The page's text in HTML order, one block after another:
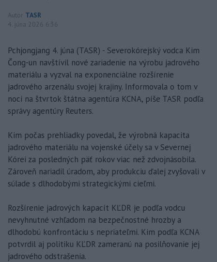
Autor TASR
4. júna 2026 6:36
Pchjongjang 4. júna (TASR) - Severokórejský vodca Kim
Čong-un navštívil nové zariadenie na výrobu jadrového
materiálu a vyzval na exponenciálne rozšírenie
jadrového arzenálu svojej krajiny. Informovala o tom v
noci na štvrtok štátna agentúra KCNA, píše TASR podľa
správy agentúry Reuters.
Kim počas prehliadky povedal, že výrobná kapacita
jadrového materiálu na vojenské účely sa v Severnej
Kórei za posledných päť rokov viac než zdvojnásobila.
Zároveň nariadil úradom, aby produkciu ďalej zvyšovali v
súlade s dlhodobými strategickými cieľmi.
Rozšírenie jadrových kapacít KĽDR je podľa vodcu
nevyhnutné vzhľadom na bezpečnostné hrozby a
dlhodobú konfrontáciu s nepriateľmi. Kim podľa KCNA
potvrdil aj politiku KĽDR zameranú na posilňovanie jej
jadrového odstrašenia.